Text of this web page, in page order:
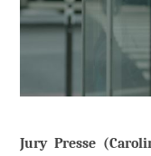
Jury Presse